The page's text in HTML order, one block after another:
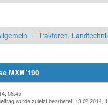
Traktoren,
MXM´190
08:45
wurde zuletzt bearbeitet: 13.02.2014,